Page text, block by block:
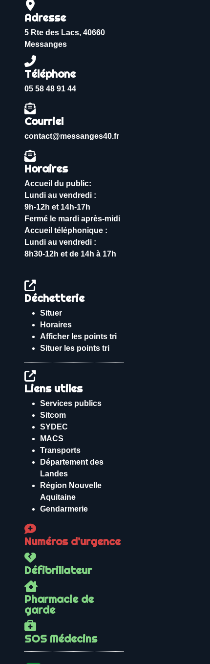
Adresse
5 Rte des Lacs, 40660
Messanges
Téléphone
05 58 48 91 44
Courriel
contact@messanges40.fr
Horaires
Accueil du public:
Lundi au vendredi :
9h-12h et 14h-17h
Fermé le mardi après-midi
Accueil téléphonique :
Lundi au vendredi :
8h30-12h et de 14h à 17h
Déchetterie
Situer
Horaires
Afficher les points tri
Situer les points tri
Liens utiles
Services publics
Sitcom
SYDEC
MACS
Transports
Département des
Landes
Région Nouvelle
Aquitaine
Gendarmerie
Numéros d'urgence
Défibrillateur
Pharmacie de
garde
SOS Médecins